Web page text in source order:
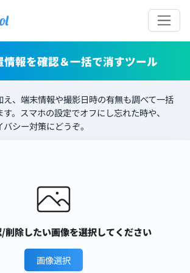
情報を確認＆一括で消すツール
、端末情報や撮影日時の有無も調べて一括
。スマホの設定でオフにし忘れた時や、
シー対策にどうぞ。
削除したい画像を選択してください
画像選択